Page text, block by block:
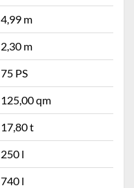
4,99 m
2,30 m
75 PS
125,00 qm
17,80 t
250 l
740 l